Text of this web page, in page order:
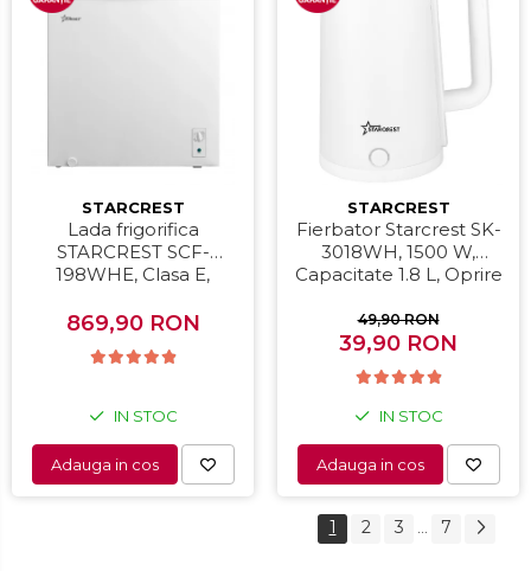
STARCREST
Lada frigorifica
STARCREST SCF-
198WHE, Clasa E,
convertibil - functie
frigider, Termostat
reglabil, Alb
869,90 RON
IN STOC
Adauga in cos
STARCREST
Fierbator Starcrest SK-
3018WH, 1500 W,
Capacitate 1.8 L, Oprire
49,90 RON
39,90 RON
IN STOC
Adauga in cos
1 2 3 7